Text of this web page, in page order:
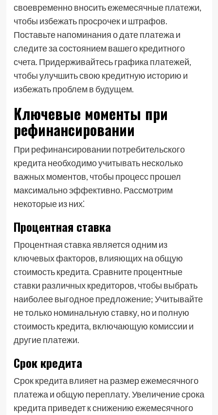
своевременно вносить ежемесячные платежи,
чтобы избежать просрочек и штрафов.
Поставьте напоминания о дате платежа и
следите за состоянием вашего кредитного
счета. Придерживайтесь графика платежей,
чтобы улучшить свою кредитную историю и
избежать проблем в будущем.
Ключевые моменты при
рефинансировании
При рефинансировании потребительского
кредита необходимо учитывать несколько
важных моментов, чтобы процесс прошел
максимально эффективно. Рассмотрим
некоторые из них⁚
Процентная ставка
Процентная ставка является одним из
ключевых факторов, влияющих на общую
стоимость кредита. Сравните процентные
ставки различных кредиторов, чтобы выбрать
наиболее выгодное предложение; Учитывайте
не только номинальную ставку, но и полную
стоимость кредита, включающую комиссии и
другие платежи.
Срок кредита
Срок кредита влияет на размер ежемесячного
платежа и общую переплату. Увеличение срока
кредита приведет к снижению ежемесячного